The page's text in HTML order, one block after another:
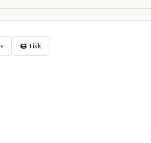
▾ 🖨 Tisk